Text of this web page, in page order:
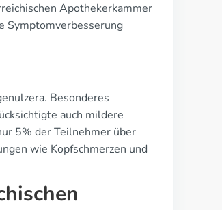
Apothekerkammer
Symptomverbesserung
Besonderes
auch mildere
5% der Teilnehmer über
wie Kopfschmerzen und